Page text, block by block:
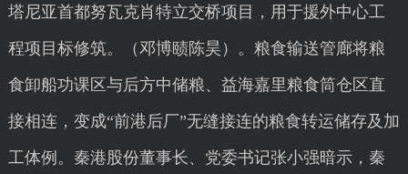
塔尼亚首都努瓦克肖特立交桥项目，用于援外中心工
程项目标修筑。（邓博赜陈昊）。粮食输送管廊将粮
食卸船功课区与后方中储粮、益海嘉里粮食筒仓区直
接相连，变成“前港后厂”无缝接连的粮食转运储存及加
工体例。秦港股份董事长、党委书记张小强暗示，秦